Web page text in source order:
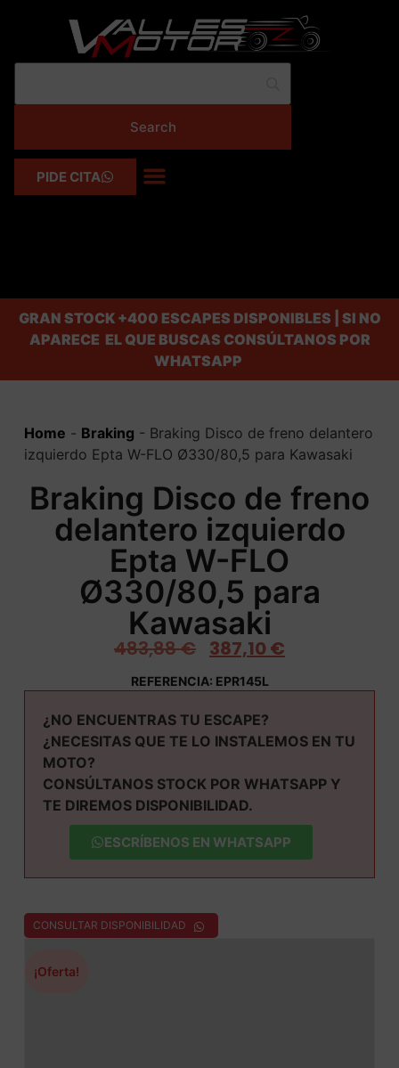
PIDE CITA
GRAN STOCK+400 ESCAPES DISPONIBLES | SI NO
APARECE EL QUE BUSCAS CONSÚLTANOS POR
WHATSAPP
Home - Braking - Braking Disco de freno delantero
izquierdo Epta W-FLO Ø330/80,5 para Kawasaki
Braking Disco de freno
delantero izquierdo
Epta W-FLO
Ø330/80,5 para
Kawasaki
483,88€ 387,10 €
REFERENCIA: EPR145L
¿NO ENCUENTRAS TU ESCAPE?
¿NECESITAS QUE TE LO INSTALEMOS EN TU
MOTO?
CONSÚLTANOS STOCK POR WHATSAPP Y
TE DIREMOS DISPONIBILIDAD.
ESCRÍBENOS EN WHATSAPP
CONSULTAR DISPONIBILIDAD
¡Oferta!